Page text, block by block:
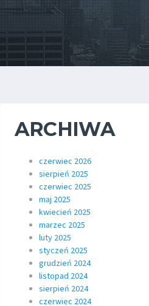
ARCHIWA
czerwiec 2026
sierpień 2025
czerwiec 2025
maj 2025
kwiecień 2025
marzec 2025
luty 2025
styczeń 2025
grudzień 2024
listopad 2024
sierpień 2024
czerwiec 2024